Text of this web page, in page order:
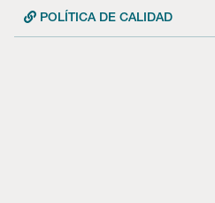
POLÍTICA DE CALIDAD